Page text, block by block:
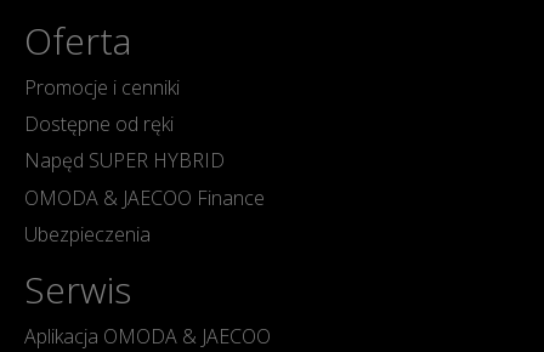
Oferta
Promocje i cenniki
Dostępne od ręki
Napęd SUPER HYBRID
OMODA & JAECOO Finance
Ubezpieczenia
Serwis
Aplikacja OMODA & JAECOO